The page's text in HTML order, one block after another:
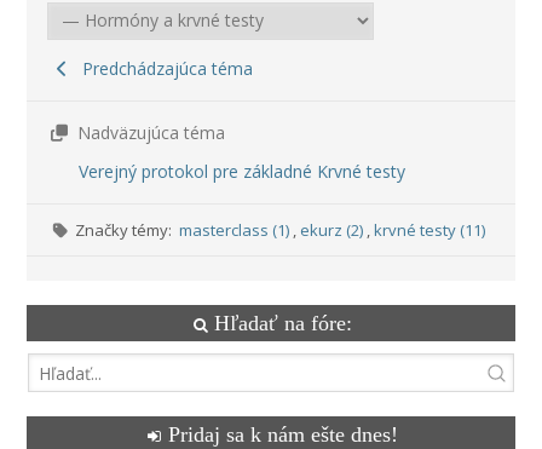
Predchádzajúca téma
Nadväzujúca téma
Verejný protokol pre základné Krvné testy
Značky témy: masterclass (1) , ekurz (2) ,krvné testy (11)
Hľadať na fóre:
Pridaj sa k nám ešte dnes!